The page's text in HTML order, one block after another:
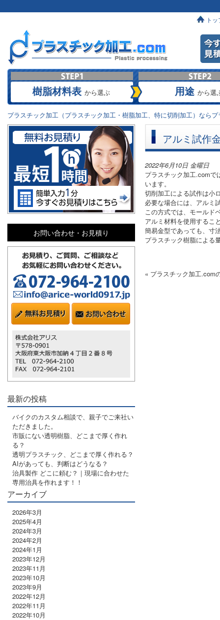
トッ
樹脂材料表 から選ぶ 用途 から選
プラスチック加工（プラスチック加工・樹脂加工、特に切削加工）なら
アルミ試作
2022年6月10日 金曜日
プラスチック加工.comで
います。
切削加工による試作は小
必要な場合には、アルミ
この方式では、モールド
アルミ材料を使用するこ
簡易金型であっても、寸
プラスチック樹脂による
« プラスチック加工.com
お問い合わせ・お見積り
最新の投稿
バイクのカスタム相談で、親子でご来社い
ただきました。
市販にない透明樹脂、どこまで厚く作れ
る？
透明プラスチック、どこまで厚く作れる？
AIがあっても、判断はどうなる？
治具製作 どこに頼む？｜現場に合わせた
専用治具を作れます！！
アーカイブ
2026年3月
2025年4月
2024年3月
2024年2月
2024年1月
2023年12月
2023年11月
2023年10月
2023年9月
2022年12月
2022年11月
2022年10月